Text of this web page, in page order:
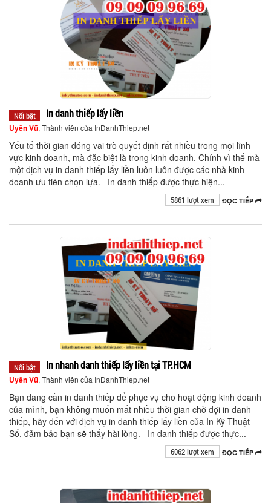
Nổi bật In danh thiếp lấy liền
Uyên Vũ, Thành viên của InDanhThiep.net
Yếu tố thời gian đóng vai trò quyết định rất nhiều trong mọi lĩnh
vực kinh doanh, mà đặc biệt là trong kinh doanh. Chính vì thế mà
một dịch vụ in danh thiếp lấy liền luôn luôn được các nhà kinh
doanh ưu tiên chọn lựa. In danh thiếp được thực hiện...
ĐỌC TIẾP
5861 lượt xem
Nổi bật In nhanh danh thiếp lấy liền tại TP.HCM
Uyên Vũ, Thành viên của InDanhThiep.net
Bạn đang cần in danh thiếp để phục vụ cho hoạt động kinh doanh
của mình, bạn không muốn mất nhiều thời gian chờ đợi in danh
thiếp, hãy đến với dịch vụ in danh thiếp lấy liền của In Kỹ Thuật
Số, đảm bảo bạn sẽ thấy hài lòng. In danh thiếp được thực...
ĐỌC TIẾP
6062 lượt xem